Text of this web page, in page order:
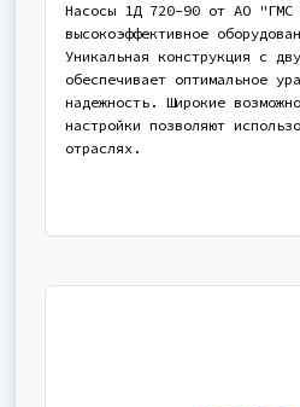
Насосы 1Д 720-90 от АО "ГМС
высокоэффективное
Уникальная конструкция с
обеспечивает оптимальное
надежность. Широкие
настройки позволяют
отраслях.